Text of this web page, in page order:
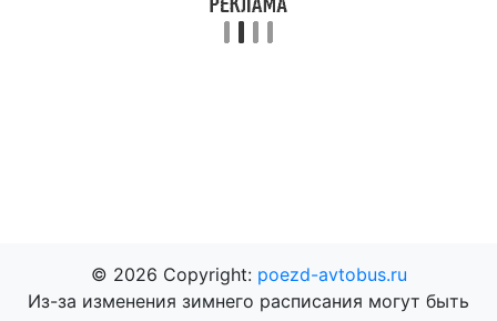
© 2026 Copyright: poezd-avtobus.ru
Из-за изменения зимнего расписания могут быть